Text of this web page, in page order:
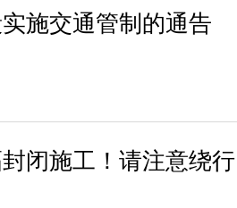
施交通管制的通告
闭施工！请注意绕行